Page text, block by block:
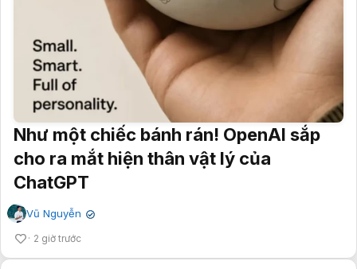
Như một chiếc bánh rán! OpenAI sắp
cho ra mắt hiện thân vật lý của
ChatGPT
Vũ Nguyễn ✔
2 giờ trước